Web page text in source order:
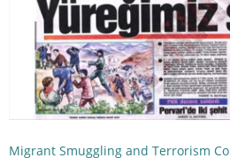
Migrant Smuggling and Terrorism